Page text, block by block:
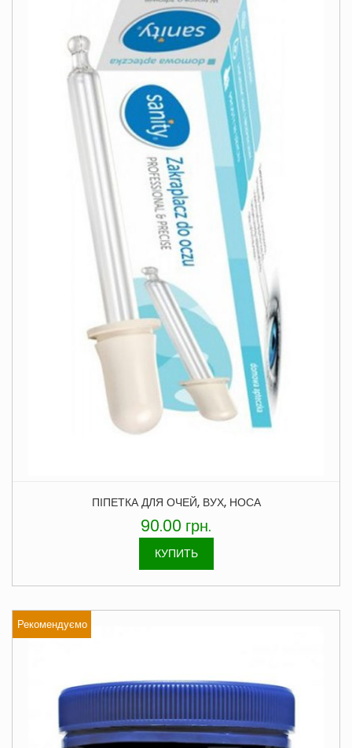
ПІПЕТКА ДЛЯ ОЧЕЙ, ВУХ, НОСА
90.00 грн.
КУПИТЬ
Рекомендуємо